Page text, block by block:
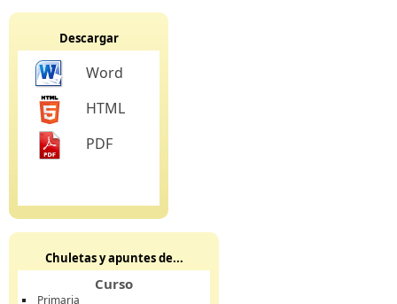
Descargar
Word
HTML
PDF
Chuletas y apuntes de...
Curso
Primaria